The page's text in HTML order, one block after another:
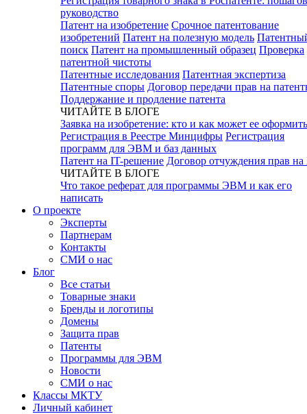
руководство
Патент на изобретение Срочное патентование
изобретений Патент на полезную модель
поиск Патент на промышленный образец Проверка
патентной чистоты
Патентные исследования Патентная экспертиза
Патентные споры Договор передачи прав на
Поддержание и продление патента
ЧИТАЙТЕ В БЛОГЕ
Заявка на изобретение: кто и как может ее оформить
Регистрация в Реестре Минцифры Регистрация
программ для ЭВМ и баз данных
Патент на IT-решение Договор отчуждения прав
ЧИТАЙТЕ В БЛОГЕ
Что такое реферат для программы ЭВМ и как его
написать
О проекте
Эксперты
Партнерам
Контакты
СМИ о нас
Блог
Все статьи
Товарные знаки
Бренды и логотипы
Домены
Защита прав
Патенты
Программы для ЭВМ
Новости
СМИ о нас
Классы МКТУ
Личный кабинет